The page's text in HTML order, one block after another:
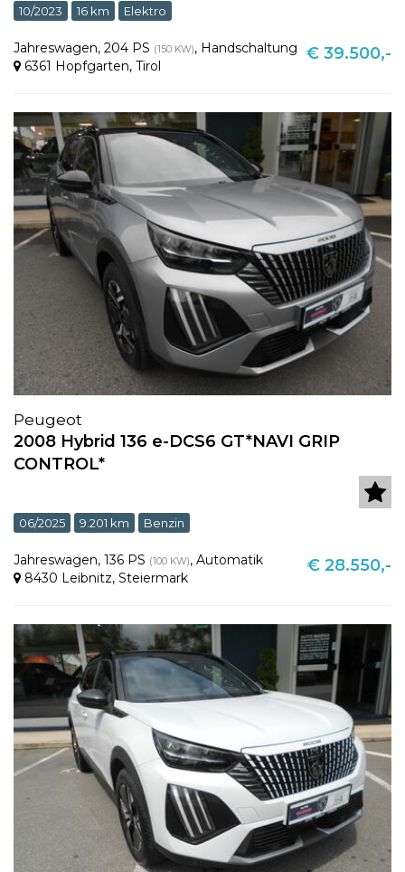
10/2023 16 km Elektro
Jahreswagen, 204 PS (150 KW), Handschaltung
6361 Hopfgarten, Tirol
€ 39.500,-
Peugeot
2008 Hybrid 136 e-DCS6 GT*NAVI GRIP
CONTROL*
06/2025 9.201 km Benzin
Jahreswagen, 136 PS (100 KW), Automatik
8430 Leibnitz, Steiermark
€ 28.550,-